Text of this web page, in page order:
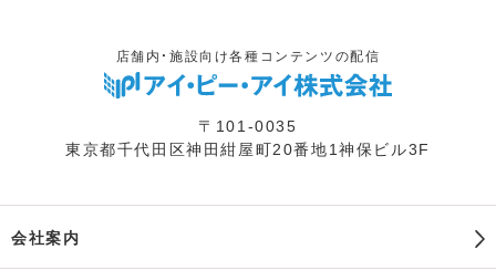
店舗内・施設向け各種コンテンツの配信
〒101-0035
東京都千代田区神田紺屋町20番地1神保ビル3F
会社案内